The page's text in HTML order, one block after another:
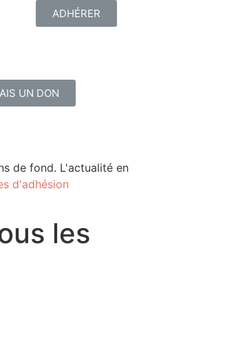
ADHÉRER
UN DON
de fond. L'actualité en
d'adhésion
les